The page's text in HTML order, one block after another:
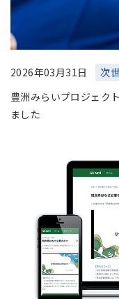
2026年03月31日
次
豊洲みらいプロジェク
ました